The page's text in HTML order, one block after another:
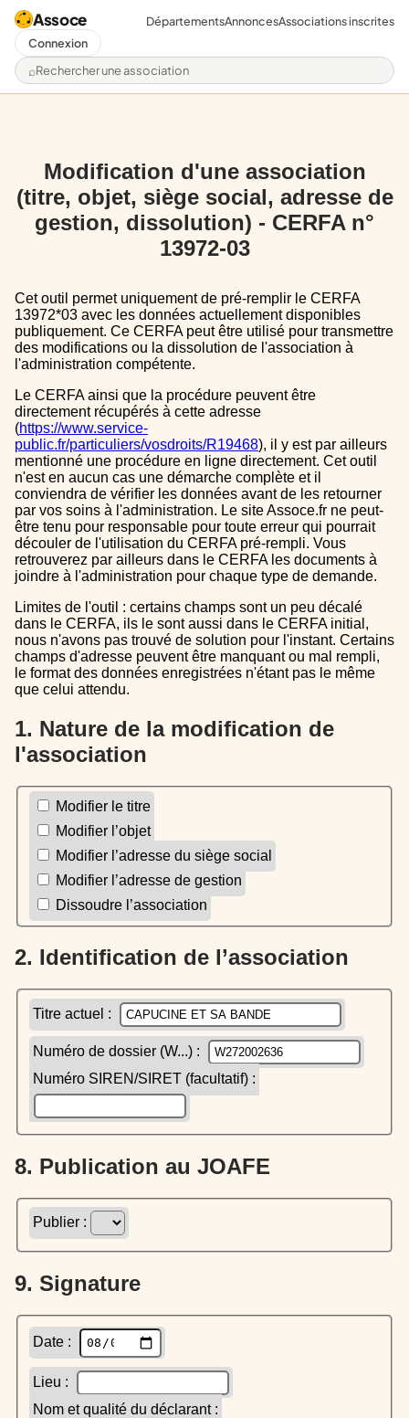
Assoce
Rechercher une association
DépartementsAnnoncesAssociations inscrites
Connexion
Modification d'une association
(titre, objet, siège social, adresse de
gestion, dissolution) - CERFA n°
13972-03
Cet outil permet uniquement de pré-remplir le CERFA
13972*03 avec les données actuellement disponibles
publiquement. Ce CERFA peut être utilisé pour transmettre
des modifications ou la dissolution de l'association à
l'administration compétente.
Le CERFA ainsi que la procédure peuvent être
directement récupérés à cette adresse
(https://www.service-
public.fr/particuliers/vosdroits/R19468), il y est par ailleurs
mentionné une procédure en ligne directement. Cet outil
n'est en aucun cas une démarche complète et il
conviendra de vérifier les données avant de les retourner
par vos soins à l'administration. Le site Assoce.fr ne peut-
être tenu pour responsable pour toute erreur qui pourrait
découler de l'utilisation du CERFA pré-rempli. Vous
retrouverez par ailleurs dans le CERFA les documents à
joindre à l'administration pour chaque type de demande.
Limites de l'outil : certains champs sont un peu décalé
dans le CERFA, ils le sont aussi dans le CERFA initial,
nous n'avons pas trouvé de solution pour l'instant. Certains
champs d'adresse peuvent être manquant ou mal rempli,
le format des données enregistrées n'étant pas le même
que celui attendu.
1. Nature de la modification de
l'association
Modifier le titre
Modifier l’objet
Modifier l’adresse du siège social
Modifier l’adresse de gestion
Dissoudre l’association
2. Identification de l’association
Titre actuel :
Numéro de dossier (W...) :
Numéro SIREN/SIRET (facultatif) :
8. Publication au JOAFE
Publier :
9. Signature
Date :
Lieu :
Nom et qualité du déclarant :